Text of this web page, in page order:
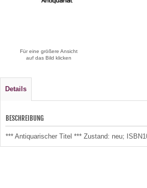
Für eine größere Ansicht
auf das Bild klicken
Details
BESCHREIBUNG
*** Antiquarischer Titel *** Zustand: neu;